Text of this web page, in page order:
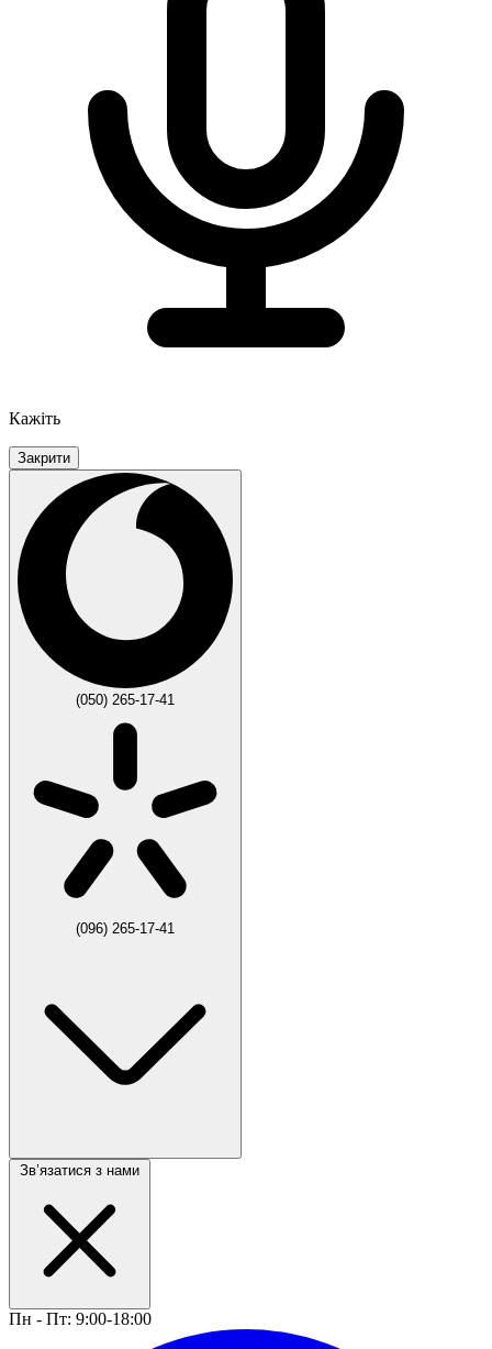
Кажіть
Закрити
(050) 265-17-41
(096) 265-17-41
Звʼязатися з нами
Пн - Пт: 9:00-18:00